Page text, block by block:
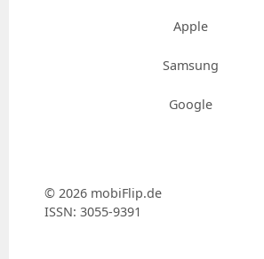
Apple
Samsung
Google
© 2026 mobiFlip.de
ISSN: 3055-9391